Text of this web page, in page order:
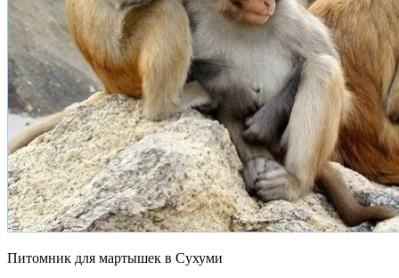
Питомник для мартышек в Сухуми